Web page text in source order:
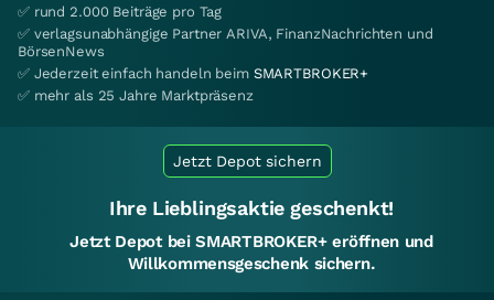
✅ rund 2.000 Beiträge pro Tag
✅ verlagsunabhängige Partner ARIVA, FinanzNachrichten und
BörsenNews
✅ Jederzeit einfach handeln beim SMARTBROKER+
✅ mehr als 25 Jahre Marktpräsenz
Jetzt Depot sichern
Ihre Lieblingsaktie geschenkt!
Jetzt Depot bei SMARTBROKER+ eröffnen und
Willkommensgeschenk sichern.